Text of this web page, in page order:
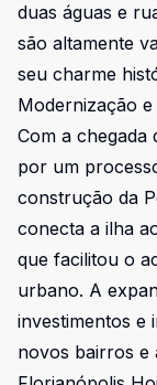
duas águas e
são altamente
seu charme
Modernização e
Com a chegada
por um
construção da
conecta a ilha
que facilitou o
urbano. A
investimentos e
novos bairros e